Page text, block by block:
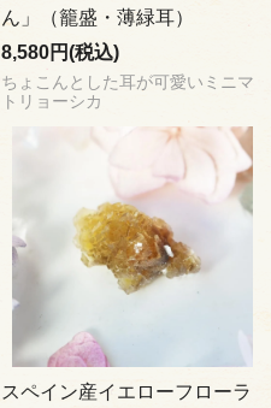
ん」（籠盛・薄緑耳）
8,580円(税込)
ちょこんとした耳が可愛いミニマ
トリョーシカ
スペイン産イエローフローラ